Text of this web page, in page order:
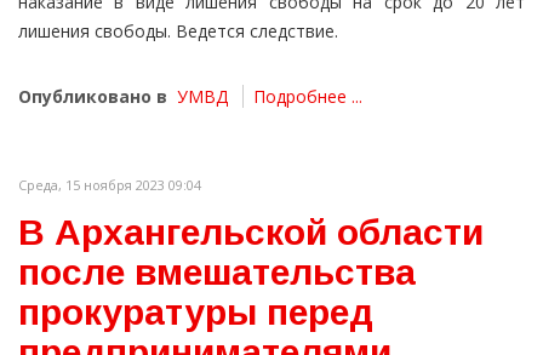
лишения свободы. Ведется следствие.
Опубликовано в УМВД Подробнее ...
Среда, 15 ноября 2023 09:04
В Архангельской области
после вмешательства
прокуратуры перед